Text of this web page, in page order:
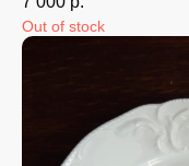
Out of stock